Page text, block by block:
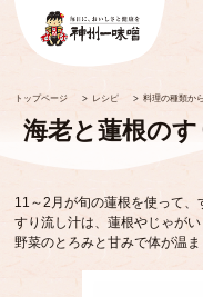
トップページ > レシピ >料理の種類か
海老と蓮根の
11～2月が旬の蓮根を使って、
すり流し汁は、蓮根やじゃが
野菜のとろみと甘みで体が温ま